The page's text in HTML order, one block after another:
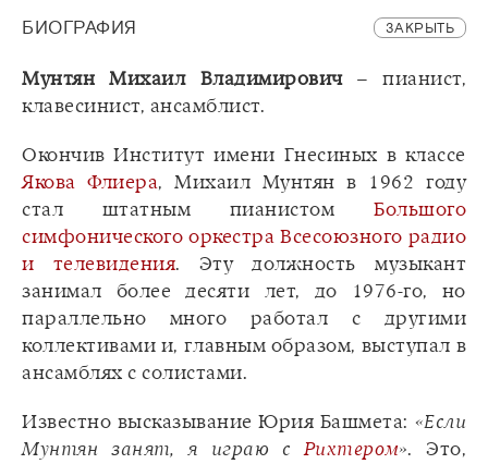
БИОГРАФИЯ ЗАКРЫТЬ
Мунтян Михаил Владимирович– пианист,
клавесинист, ансамблист.
Окончив Институт имени Гнесиных в классе
Якова Флиера, Михаил Мунтян в 1962 году
стал штатным пианистом Большого
симфонического оркестра Всесоюзного радио
и телевидения. Эту должность музыкант
занимал более десяти лет, до 1976-го, но
параллельно много работал с другими
коллективами и, главным образом, выступал в
ансамблях с солистами.
Известно высказывание Юрия Башмета: «Если
Мунтян занят, я играю сРихтером». Это,